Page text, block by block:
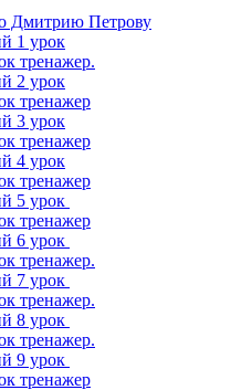
Дмитрию Петрову
1 урок
тренажер.
2 урок
тренажер
3 урок
тренажер
4 урок
тренажер
5 урок
тренажер
6 урок
тренажер.
7 урок
тренажер.
8 урок
тренажер.
9 урок
тренажер